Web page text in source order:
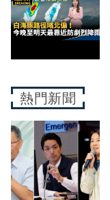
熱門新聞